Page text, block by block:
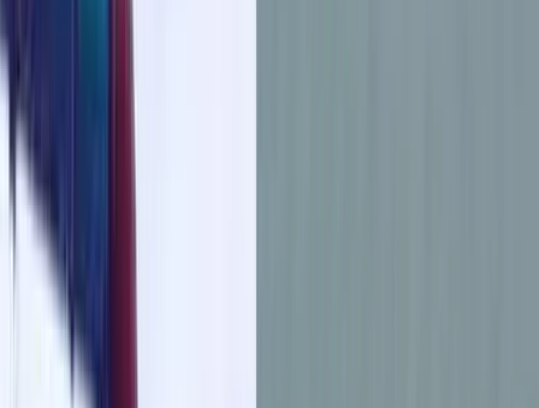
ভোলার মেঘনা-তেঁতুলিয়ায় অবৈধ বালু
উত্তোলন বন্ধে বিভিন্ন সরকারি দপ্তরে আইনি
নোটিশ
শনিবার, ০৮ আগস্ট ২০২৬
২৪ শ্রাবণ ১৪৩৩ বঙ্গাব্দ
ঝালকাঠি
বরগুনা